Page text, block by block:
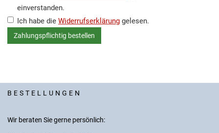
einverstanden.
Ich habe die Widerrufserklärung gelesen.
BESTELLUNGEN
Wir beraten Sie gerne persönlich: